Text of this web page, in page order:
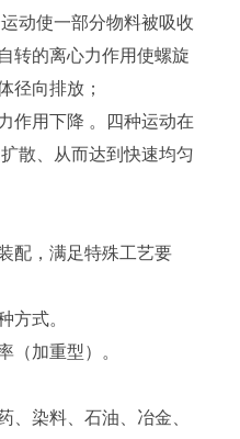
动使一部分物料被吸收
转的离心力作用使螺旋
径向排放；
用下降 。四种运动在
散、从而达到快速均匀
，满足特殊工艺要
式。
加重型）。
染料、石油、冶金、